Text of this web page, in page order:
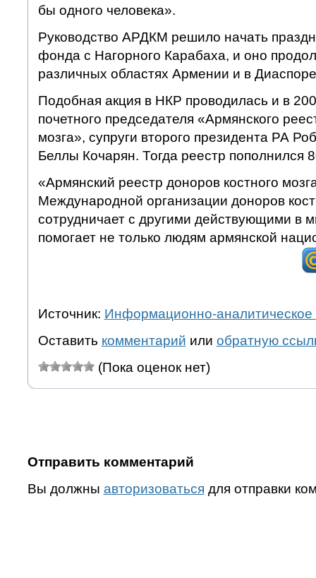
бы одного человека».
Руководство АРДКМ решило начать
фонда с Нагорного Карабаха, и оно
различных областях Армении и в
Подобная акция в НКР проводилась и в
почетного председателя «Армянского
мозга», супруги второго президента РА
Беллы Кочарян. Тогда реестр пополнился
«Армянский реестр доноров костного
Международной организации доноров
сотрудничает с другими действующими в
помогает не только людям армянской
Источник: Информационно-аналитическое
Оставить комментарий или обратную
(Пока оценок нет)
Отправить комментарий
Вы должны авторизоваться для отправки